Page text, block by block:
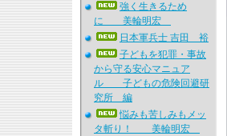
強く生きるため
に 美輪明宏
日本軍兵士 吉田 裕
子どもを犯罪・事故
から守る安心マニュア
ル 子どもの危険回避研
究所 編
悩みも苦しみもメッ
タ斬り！ 美輪明宏